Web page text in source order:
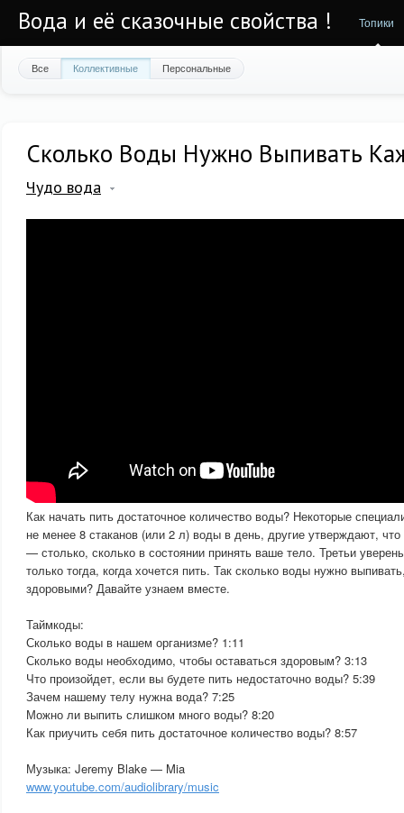
Вода и её сказочные свойства ! Топики
Все Коллективные Персональные
Сколько Воды Нужно Выпивать
Чудо вода
Как начать пить достаточное количество воды? Некоторые
не менее 8 стаканов (или 2 л) воды в день, другие утверждают,
— столько, сколько в состоянии принять ваше тело. Третьи
только тогда, когда хочется пить. Так сколько воды нужно
здоровыми? Давайте узнаем вместе.
Таймкоды:
Сколько воды в нашем организме? 1:11
Сколько воды необходимо, чтобы оставаться здоровым? 3:13
Что произойдет, если вы будете пить недостаточно воды? 5:39
Зачем нашему телу нужна вода? 7:25
Можно ли выпить слишком много воды? 8:20
Как приучить себя пить достаточное количество воды? 8:57
Музыка: Jeremy Blake — Mia
www.youtube.com/audiolibrary/music